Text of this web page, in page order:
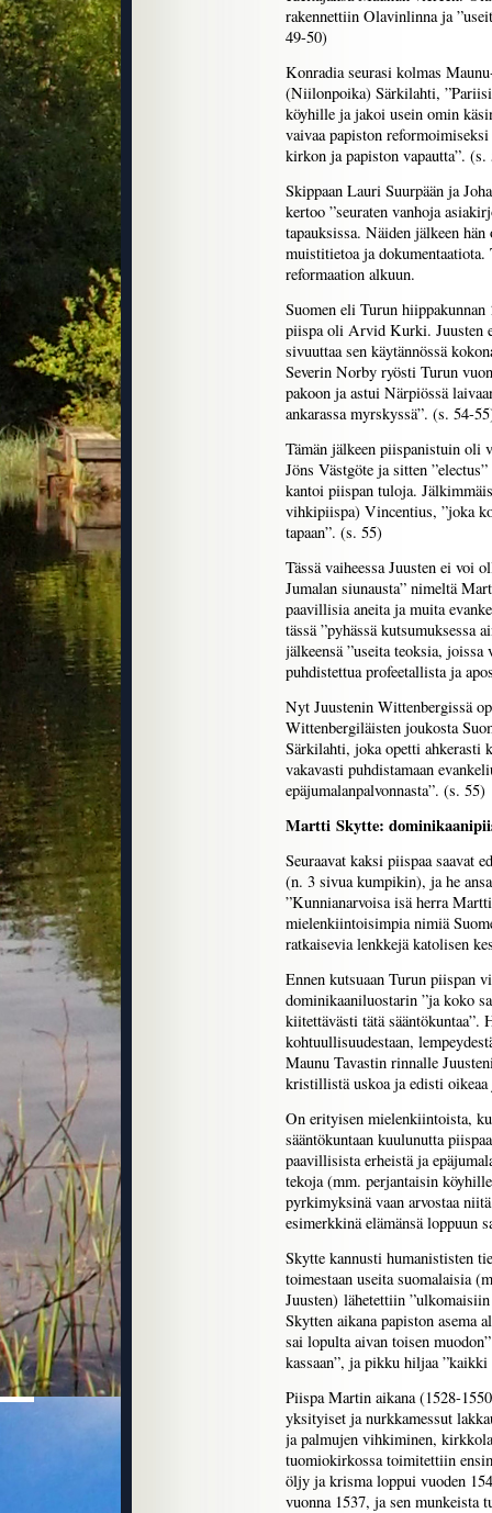
rakennettiin Olavinlinna ja
49-50)
Konradia seurasi kolmas
(Niilonpoika) Särkilahti,
köyhille ja jakoi usein omin
vaivaa papiston
kirkon ja papiston vapautta”. (s.
Skippaan Lauri Suurpään ja
kertoo ”seuraten vanhoja
tapauksissa. Näiden jälkeen
muistitietoa ja
reformaation alkuun.
Suomen eli Turun
piispa oli Arvid Kurki. Juusten
sivuuttaa sen käytännössä
Severin Norby ryösti Turun
pakoon ja astui Närpiössä
ankarassa myrskyssä”. (s. 54-
Tämän jälkeen piispanistuin oli
Jöns Västgöte ja sitten
kantoi piispan tuloja.
vihkipiispa) Vincentius, ”joka
tapaan”. (s. 55)
Tässä vaiheessa Juusten ei voi
Jumalan siunausta” nimeltä
paavillisia aneita ja muita
tässä ”pyhässä kutsumuksessa
jälkeensä ”useita teoksia,
puhdistettua profeetallista ja
Nyt Juustenin Wittenbergissä
Wittenbergiläisten joukosta
Särkilahti, joka opetti ahkerasti
vakavasti puhdistamaan
epäjumalanpalvonnasta”. (s. 55)
Martti Skytte:
Seuraavat kaksi piispaa saavat
(n. 3 sivua kumpikin), ja he
”Kunnianarvoisa isä herra
mielenkiintoisimpia nimiä
ratkaisevia lenkkejä katolisen
Ennen kutsuaan Turun piispan
dominikaaniluostarin ”ja koko
kiitettävästi tätä sääntökuntaa”.
kohtuullisuudestaan,
Maunu Tavastin rinnalle
kristillistä uskoa ja edisti
On erityisen mielenkiintoista,
sääntökuntaan kuulunutta
paavillisista erheistä ja
tekoja (mm. perjantaisin
pyrkimyksinä vaan arvostaa
esimerkkinä elämänsä loppuun
Skytte kannusti humanististen
toimestaan useita suomalaisia
Juusten) lähetettiin
Skytten aikana papiston asema
sai lopulta aivan toisen
kassaan”, ja pikku hiljaa
Piispa Martin aikana (1528-
yksityiset ja nurkkamessut
ja palmujen vihkiminen,
tuomiokirkossa toimitettiin
öljy ja krisma loppui vuoden
vuonna 1537, ja sen munkeista